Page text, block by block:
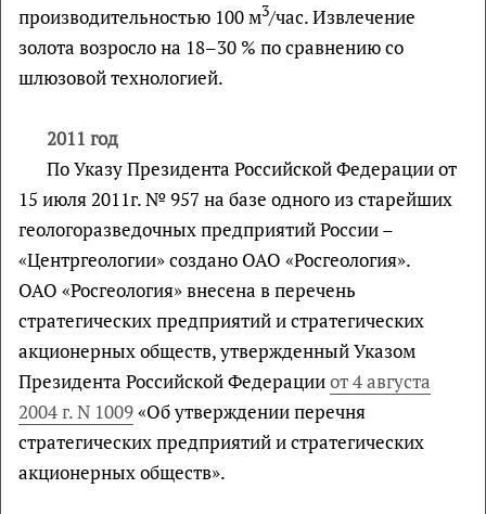
производительностью 100 м3/час. Извлечение
золота возросло на 18–30 % по сравнению со
шлюзовой технологией.
2011 год
По Указу Президента Российской Федерации от
15 июля 2011г. № 957 на базе одного из старейших
геологоразведочных предприятий России –
«Центргеологии» создано ОАО «Росгеология».
ОАО «Росгеология» внесена в перечень
стратегических предприятий и стратегических
акционерных обществ, утвержденный Указом
Президента Российской Федерацииот 4 августа
2004 г. N 1009«Об утверждении перечня
стратегических предприятий и стратегических
акционерных обществ».